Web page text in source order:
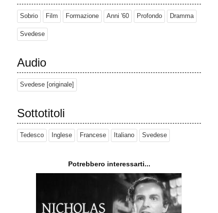
Sobrio Film Formazione Anni '60 Profondo Dramma
Svedese
Audio
Svedese [originale]
Sottotitoli
Tedesco Inglese Francese Italiano Svedese
Potrebbero interessarti...